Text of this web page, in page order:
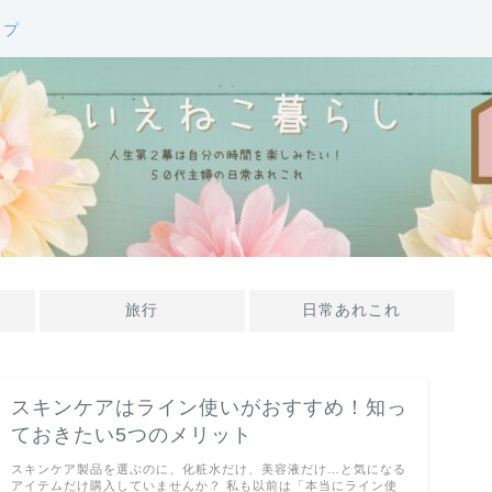
旅行 日常あれこれ
スキンケアはライン使いがおすすめ！知っ
ておきたい5つのメリット
スキンケア製品を選ぶのに、化粧水だけ、美容液だけ…と気になる
アイテムだけ購入していませんか？ 私も以前は「本当にライン使